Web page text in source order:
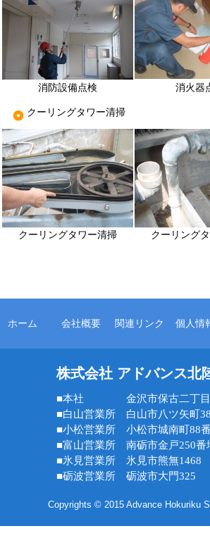
消防設備点検 消火器
クーリングタワー清掃
クーリングタワー清掃 クーリング
ホーム 会社概要 関連リンク 個人情
株式会社 アドバンス北
■本社 金沢市保古二丁目
■白山営業所 白山市八ツ矢
■小松営業所 小松市城南町
■富山営業所 南砺市金戸
■氷見営業所 氷見市熊無
■砺波営業所 砺波市大門
Copyrights © 2015 Advance Hokuriku